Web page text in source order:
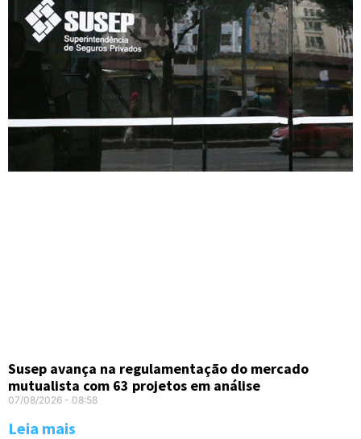
Susep avança na regulamentação do mercado
mutualista com 63 projetos em análise
07/08/2026 08:58
Leia mais